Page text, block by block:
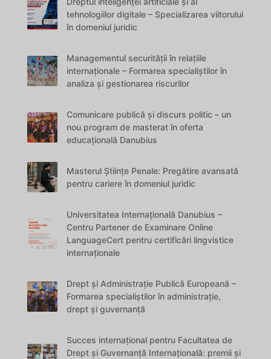
tehnologiilor digitale – Specializarea viitorului
în domeniul juridic
Managementul securității în relațiile
internaționale – Formarea specialiștilor în
analiza și gestionarea riscurilor
Comunicare publică și discurs politic – un
nou program de masterat în oferta
educațională Danubius
Masterul Științe Penale: Pregătire avansată
pentru cariere în domeniul juridic
Universitatea Internațională Danubius –
Centru Partener de Examinare Online
LanguageCert pentru certificări lingvistice
internaționale
Drept și Administrație Publică Europeană –
Formarea specialiștilor în administrație,
drept și guvernanță
Succes internațional pentru Facultatea de
Drept și Guvernanță Internațională: premii și